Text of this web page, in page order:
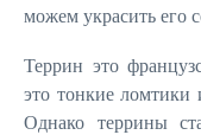
можем украсить его
Террин это
это тонкие
Однако террины